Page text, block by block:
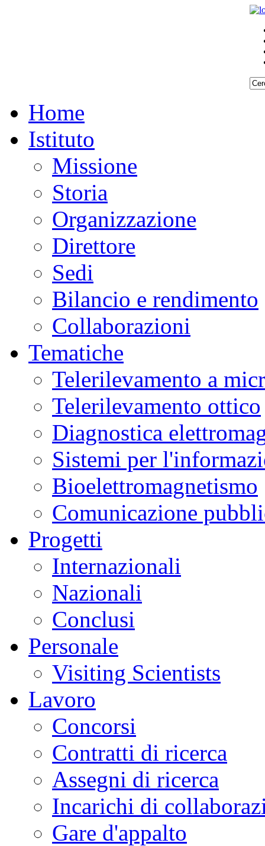
Home
Istituto
Missione
Storia
Organizzazione
Direttore
Sedi
Bilancio e rendimento
Collaborazioni
Tematiche
Telerilevamento a
Telerilevamento ottico
Diagnostica
Sistemi per
Bioelettromagnetismo
Comunicazione
Progetti
Internazionali
Nazionali
Conclusi
Personale
Visiting Scientists
Lavoro
Concorsi
Contratti di ricerca
Assegni di ricerca
Incarichi di
Gare d'appalto